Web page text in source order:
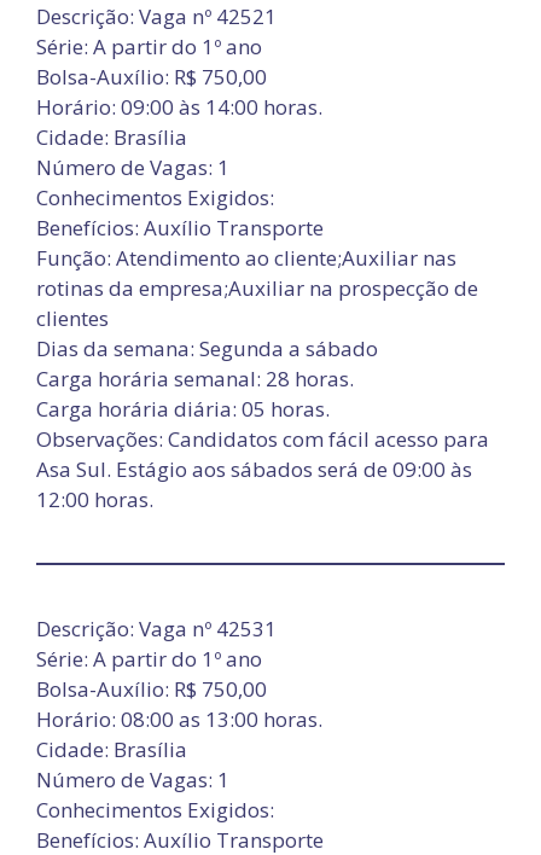
Descrição: Vaga nº 42521
Série: A partir do 1º ano
Bolsa-Auxílio: R$ 750,00
Horário: 09:00 às 14:00 horas.
Cidade: Brasília
Número de Vagas: 1
Conhecimentos Exigidos:
Benefícios: Auxílio Transporte
Função: Atendimento ao cliente;Auxiliar nas
rotinas da empresa;Auxiliar na prospecção de
clientes
Dias da semana: Segunda a sábado
Carga horária semanal: 28 horas.
Carga horária diária: 05 horas.
Observações: Candidatos com fácil acesso para
Asa Sul. Estágio aos sábados será de 09:00 às
12:00 horas.
Descrição: Vaga nº 42531
Série: A partir do 1º ano
Bolsa-Auxílio: R$ 750,00
Horário: 08:00 as 13:00 horas.
Cidade: Brasília
Número de Vagas: 1
Conhecimentos Exigidos:
Benefícios: Auxílio Transporte